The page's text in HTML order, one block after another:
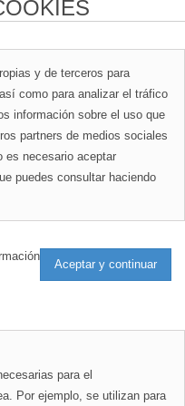
y de terceros para
como para analizar el tráfico
información sobre el uso que
partners de medios sociales
es necesario aceptar
puedes consultar haciendo
para el
Por ejemplo, se utilizan para